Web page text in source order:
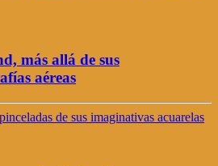
más allá de sus
aéreas